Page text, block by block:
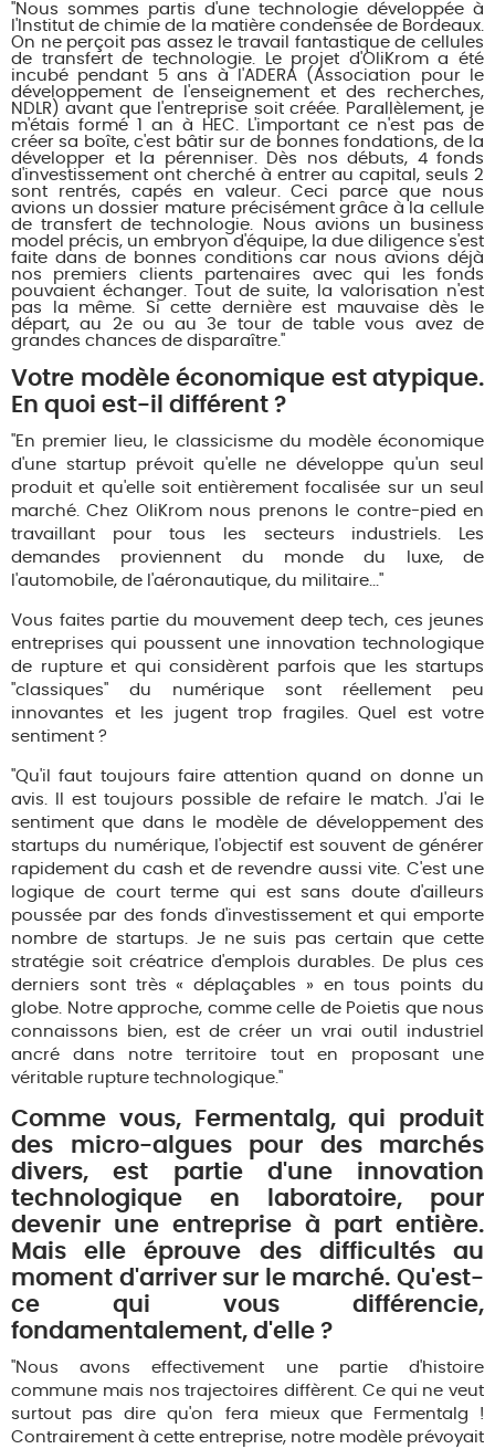
"Nous sommes partis d'une technologie développée à
l'Institut de chimie de la matière condensée de Bordeaux.
On ne perçoit pas assez le travail fantastique de cellules
de transfert de technologie. Le projet d'OliKrom a été
incubé pendant 5 ans à l'ADERA (Association pour le
développement de l'enseignement et des recherches,
NDLR) avant que l'entreprise soit créée. Parallèlement, je
m'étais formé 1 an à HEC. L'important ce n'est pas de
créer sa boîte, c'est bâtir sur de bonnes fondations, de la
développer et la pérenniser. Dès nos débuts, 4 fonds
d'investissement ont cherché à entrer au capital, seuls 2
sont rentrés, capés en valeur. Ceci parce que nous
avions un dossier mature précisément grâce à la cellule
de transfert de technologie. Nous avions un business
model précis, un embryon d'équipe, la due diligence s'est
faite dans de bonnes conditions car nous avions déjà
nos premiers clients partenaires avec qui les fonds
pouvaient échanger. Tout de suite, la valorisation n'est
pas la même. Si cette dernière est mauvaise dès le
départ, au 2e ou au 3e tour de table vous avez de
grandes chances de disparaître."
Votre modèle économique est atypique.
En quoi est-il différent ?
"En premier lieu, le classicisme du modèle économique
d'une startup prévoit qu'elle ne développe qu'un seul
produit et qu'elle soit entièrement focalisée sur un seul
marché. Chez OliKrom nous prenons le contre-pied en
travaillant pour tous les secteurs industriels. Les
demandes proviennent du monde du luxe, de
l'automobile, de l'aéronautique, du militaire..."
Vous faites partie du mouvement deep tech, ces jeunes
entreprises qui poussent une innovation technologique
de rupture et qui considèrent parfois que les startups
"classiques" du numérique sont réellement peu
innovantes et les jugent trop fragiles. Quel est votre
sentiment ?
"Qu'il faut toujours faire attention quand on donne un
avis. Il est toujours possible de refaire le match. J'ai le
sentiment que dans le modèle de développement des
startups du numérique, l'objectif est souvent de générer
rapidement du cash et de revendre aussi vite. C'est une
logique de court terme qui est sans doute d'ailleurs
poussée par des fonds d'investissement et qui emporte
nombre de startups. Je ne suis pas certain que cette
stratégie soit créatrice d'emplois durables. De plus ces
derniers sont très « déplaçables » en tous points du
globe. Notre approche, comme celle de Poietis que nous
connaissons bien, est de créer un vrai outil industriel
ancré dans notre territoire tout en proposant une
véritable rupture technologique."
Comme vous, Fermentalg, qui produit
des micro-algues pour des marchés
divers, est partie d'une innovation
technologique en laboratoire, pour
devenir une entreprise à part entière.
Mais elle éprouve des difficultés au
moment d'arriver sur le marché. Qu'est-
ce qui vous différencie,
fondamentalement, d'elle ?
"Nous avons effectivement une partie d'histoire
commune mais nos trajectoires diffèrent. Ce qui ne veut
surtout pas dire qu'on fera mieux que Fermentalg !
Contrairement à cette entreprise, notre modèle prévoyait